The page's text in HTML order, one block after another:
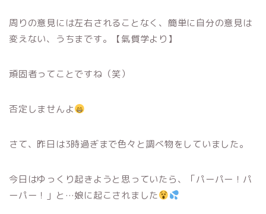
周りの意見には左右されることなく、簡単に自分の意見は
変えない、うちまです。【氣質学より】
頑固者ってことですね（笑）
否定しませんよ
さて、昨日は3時過ぎまで色々と調べ物をしていました。
今日はゆっくり起きようと思っていたら、「パーパー！パ
ーパー！」と…娘に起こされました